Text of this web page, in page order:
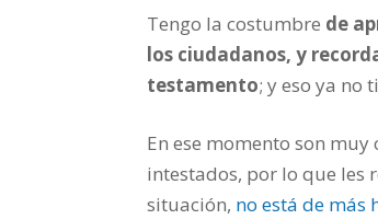
Tengo la costumbre de
los ciudadanos, y
testamento; y eso ya no
En ese momento son
intestados, por lo que les
situación, no está de más